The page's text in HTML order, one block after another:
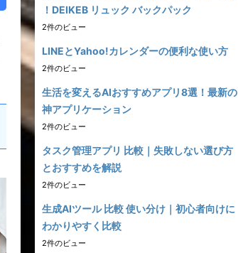
！DEIKEB リュック バックパック
2件のビュー
LINEとYahoo!カレンダーの便利な使い方
2件のビュー
生活を変えるAIおすすめアプリ8選！最新の
神アプリケーション
2件のビュー
タスク管理アプリ 比較｜失敗しない選び方
とおすすめを解説
2件のビュー
生成AIツール 比較 使い分け｜初心者向けに
わかりやすく比較
2件のビュー